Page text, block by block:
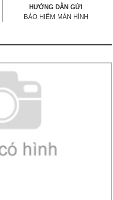
HƯỚNG DẪN GỬI
BẢO HIỂM MÀN HÌNH